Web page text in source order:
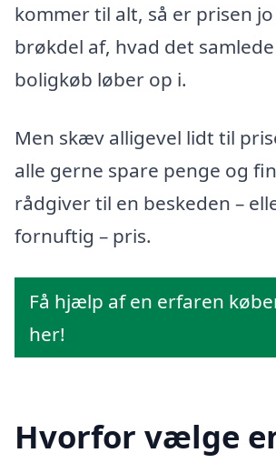
kommer til alt, så er prisen
brøkdel af, hvad det
boligkøb løber op i.
Men skæv alligevel lidt til
alle gerne spare penge og
rådgiver til en beskeden –
fornuftig – pris.
Få hjælp af en erfaren
her!
Hvorfor vælge